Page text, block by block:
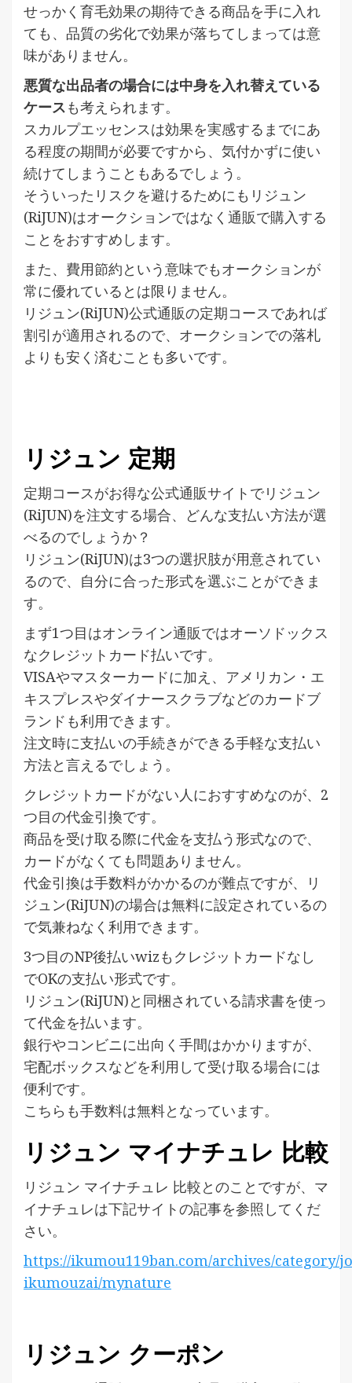
せっかく育毛効果の期待できる商品を手に入れ
ても、品質の劣化で効果が落ちてしまっては意
味がありません。
悪質な出品者の場合には中身を入れ替えている
ケースも考えられます。
スカルプエッセンスは効果を実感するまでにあ
る程度の期間が必要ですから、気付かずに使い
続けてしまうこともあるでしょう。
そういったリスクを避けるためにもリジュン
(RiJUN)はオークションではなく通販で購入する
ことをおすすめします。
また、費用節約という意味でもオークションが
常に優れているとは限りません。
リジュン(RiJUN)公式通販の定期コースであれば
割引が適用されるので、オークションでの落札
よりも安く済むことも多いです。
リジュン 定期
定期コースがお得な公式通販サイトでリジュン
(RiJUN)を注文する場合、どんな支払い方法が選
べるのでしょうか？
リジュン(RiJUN)は3つの選択肢が用意されてい
るので、自分に合った形式を選ぶことができま
す。
まず1つ目はオンライン通販ではオーソドックス
なクレジットカード払いです。
VISAやマスターカードに加え、アメリカン・エ
キスプレスやダイナースクラブなどのカードブ
ランドも利用できます。
注文時に支払いの手続きができる手軽な支払い
方法と言えるでしょう。
クレジットカードがない人におすすめなのが、2
つ目の代金引換です。
商品を受け取る際に代金を支払う形式なので、
カードがなくても問題ありません。
代金引換は手数料がかかるのが難点ですが、リ
ジュン(RiJUN)の場合は無料に設定されているの
で気兼ねなく利用できます。
3つ目のNP後払いwizもクレジットカードなし
でOKの支払い形式です。
リジュン(RiJUN)と同梱されている請求書を使っ
て代金を払います。
銀行やコンビニに出向く手間はかかりますが、
宅配ボックスなどを利用して受け取る場合には
便利です。
こちらも手数料は無料となっています。
リジュン マイナチュレ 比較
リジュン マイナチュレ 比較とのことですが、マ
イナチュレは下記サイトの記事を参照してくだ
さい。
https://ikumou119ban.com/archives/category/
ikumouzai/mynature
リジュン クーポン